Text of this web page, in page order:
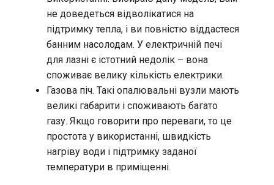
не доведеться відволікатися на
підтримку тепла, і ви повністю віддастеся
банним насолодам. У електричній печі
для лазні є істотний недолік – вона
споживає велику кількість електрики.
Газова піч. Такі опалювальні вузли мають
великі габарити і споживають багато
газу. Якщо говорити про переваги, то це
простота у використанні, швидкість
нагріву води і підтримку заданої
температури в приміщенні.